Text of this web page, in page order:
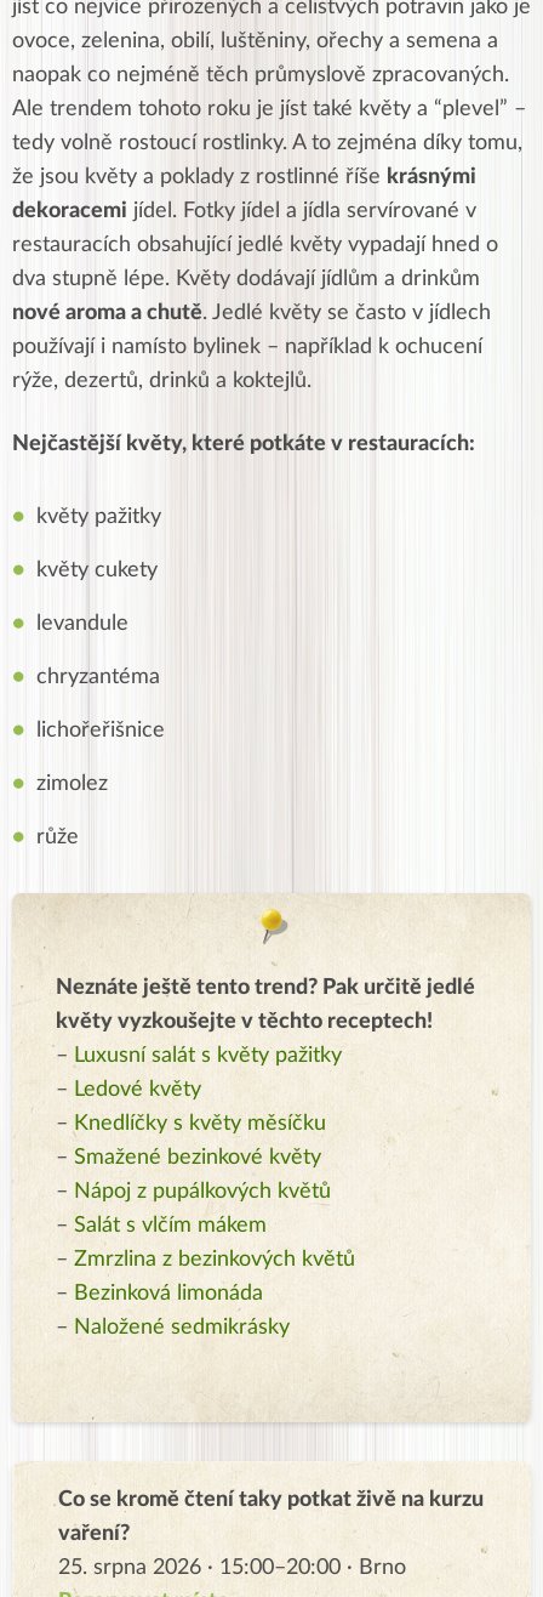
jíst co nejvíce přirozených a celistvých potravin jako je
ovoce, zelenina, obilí, luštěniny, ořechy a semena a
naopak co nejméně těch průmyslově zpracovaných.
Ale trendem tohoto roku je jíst také květy a “plevel” –
tedy volně rostoucí rostlinky. A to zejména díky tomu,
že jsou květy a poklady z rostlinné říše krásnými
dekoracemi jídel. Fotky jídel a jídla servírované v
restauracích obsahující jedlé květy vypadají hned o
dva stupně lépe. Květy dodávají jídlům a drinkům
nové aroma a chutě. Jedlé květy se často v jídlech
používají i namísto bylinek – například k ochucení
rýže, dezertů, drinků a koktejlů.
Nejčastější květy, které potkáte v restauracích:
květy pažitky
květy cukety
levandule
chryzantéma
lichořeřišnice
zimolez
růže
Neznáte ještě tento trend? Pak určitě jedlé
květy vyzkoušejte v těchto receptech!
– Luxusní salát s květy pažitky
– Ledové květy
– Knedlíčky s květy měsíčku
– Smažené bezinkové květy
– Nápoj z pupálkových květů
– Salát s vlčím mákem
– Zmrzlina z bezinkových květů
– Bezinková limonáda
– Naložené sedmikrásky
Co se kromě čtení taky potkat živě na kurzu
vaření?
25. srpna 2026 · 15:00–20:00 · Brno